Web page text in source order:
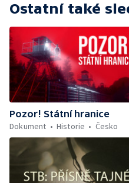
Ostatní také
Pozor! Státní hranice
Dokument
Historie Česko